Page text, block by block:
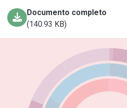
Documento completo
(140.93 KB)